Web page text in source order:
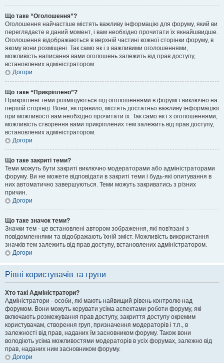
Що таке “Оголошення”?
Оголошення найчастіше містять важливу інформацію для форуму, який ви
переглядаєте в даний момент, і вам необхідно прочитати їх якнайшвидше.
Оголошення відображаються в верхній частині кожної сторінки форуму, в
якому вони розміщені. Так само як і з важливими оголошеннями,
можливість написання вами оголошень залежить від прав доступу,
встановлених адміністратором
Догори
Що таке “Прикріплено”?
Прикріплені теми розміщуються під оголошеннями в форумі і виключно на
першій сторінці. Вони, як правило, містять достатньо важливу інформаціюі
при можливості вам необхідно прочитати їх. Так само як і з оголошеннями,
можливість створення вами прикріплених тем залежить від прав доступу,
встановлених адміністратором.
Догори
Що таке закриті теми?
Теми можуть бути закриті виключно модераторами або адміністраторами
форуму. Ви не можете відповідати в закриті теми і будь-які опитування в
них автоматично завершуються. Теми можуть закриватись з різних
причин.
Догори
Що таке значок теми?
Значки тем - це встановлені автором зображення, які пов'язані з
повідомленнями та відображають їхній зміст. Можливість використання
значків тем залежить від прав доступу, встановлених адміністратором.
Догори
Рівні користувачів та групи
Хто такі Адміністратори?
Адміністратори - особи, які мають найвищий рівень контролю над
форумом. Вони можуть керувати усіма аспектами роботи форуму, які
включають розмежування прав доступу, закриття доступу окремим
користувачам, створення груп, призначення модераторів і т.п., в
залежності від прав, наданих їм засновником форуму. Також вони
володіють усіма можливостями модераторів в усіх форумах, залежно від
прав, наданих ним засновником форуму.
Догори